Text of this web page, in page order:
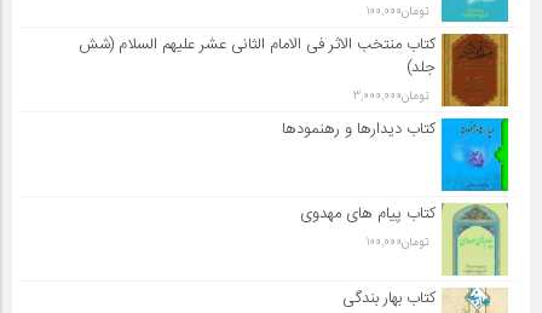
تومان100,000
کتاب منتخب الاثر فی الامام الثانی عشر علیهم السلام (شش
جلد)
تومان3,000,000
کتاب دیدارها و رهنمودها
کتاب پیام های مهدوی
تومان100,000
کتاب بهار بندگی